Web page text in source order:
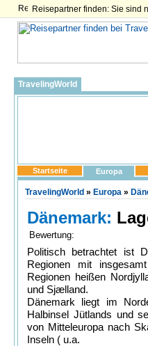
Reisepartner finden: Sie sind
TravelingWorld
Startseite Europa
TravelingWorld » Europa »
Dänemark:
Bewertung:
Politisch betrachtet ist
Regionen mit
Regionen heißen
und Sjælland.
Dänemark liegt im
Halbinsel Jütlands und
von Mitteleuropa nach
Inseln ( u.a.